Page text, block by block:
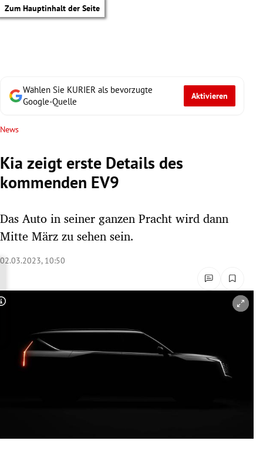
Zum Hauptinhalt der Seite
Untermenü
Untermenü
Untermenü
Wählen Sie KURIER als bevorzugte
Google-Quelle
Aktivieren
News
Kia zeigt erste Details des
kommenden EV9
Das Auto in seiner ganzen Pracht wird dann
Mitte März zu sehen sein.
02.03.2023, 10:50
Copyright-Hinweis öffnen/schließen